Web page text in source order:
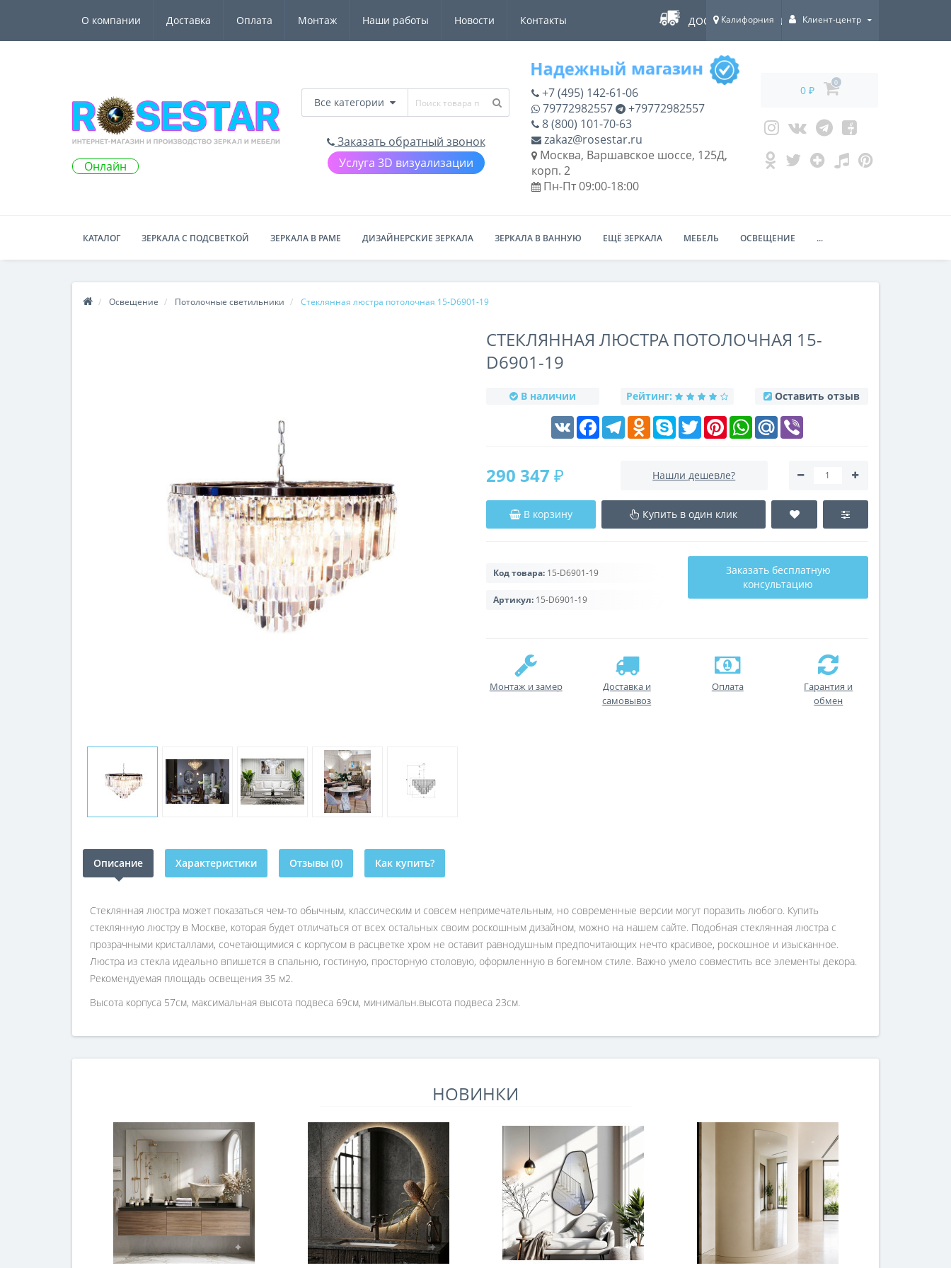
О компании Доставка Оплата Монтаж Наши работы Новости Контакты ДОСТАВКА ПО ВСЕЙ РОССИИ!
Калифорния Клиент-центр
Онлайн
Все категории
Заказать обратный звонок
Услуга 3D визуализации
+7 (495) 142-61-06
79772982557
+79772982557
8 (800) 101-70-63
zakaz@rosestar.ru
Москва, Варшавское шоссе, 125Д,
корп. 2
Пн-Пт 09:00-18:00
0 ₽
0
КАТАЛОГ ЗЕРКАЛА С ПОДСВЕТКОЙ ЗЕРКАЛА В РАМЕ ДИЗАЙНЕРСКИЕ ЗЕРКАЛА ЗЕРКАЛА В ВАННУЮ ЕЩЁ ЗЕРКАЛА МЕБЕЛЬ ОСВЕЩЕНИЕ ...
Освещение Потолочные светильники Стеклянная люстра потолочная 15-D6901-19
СТЕКЛЯННАЯ ЛЮСТРА ПОТОЛОЧНАЯ 15-
D6901-19
В наличии Рейтинг: Оставить отзыв
VK FacebookTelegramOdnoklassniki
Skype Twitter PinterestWhatsAppMail.Ru
290 347 ₽ Нашли дешевле?
В корзину Купить в один клик
Код товара: 15-D6901-19
Артикул: 15-D6901-19
Заказать бесплатную
консультацию
Монтаж и замер
Доставка и
самовывоз
Оплата
Гарантия и
обмен
Описание Характеристики Отзывы (0) Как купить?
Стеклянная люстра может показаться чем-то обычным, классическим и совсем непримечательным, но современные версии могут поразить любого. Купить
стеклянную люстру в Москве, которая будет отличаться от всех остальных своим роскошным дизайном, можно на нашем сайте. Подобная стеклянная люстра с
прозрачными кристаллами, сочетающимися с корпусом в расцветке хром не оставит равнодушным предпочитающих нечто красивое, роскошное и изысканное.
Люстра из стекла идеально впишется в спальню, гостиную, просторную столовую, оформленную в богемном стиле. Важно умело совместить все элементы декора.
Рекомендуемая площадь освещения 35 м2.
Высота корпуса 57см, максимальная высота подвеса 69см, минимальн.высота подвеса 23см.
НОВИНКИ